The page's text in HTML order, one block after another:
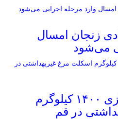
زنجان امسال
می‌شود
کشف و معدوم‌سازی ۱۴۰۰ کیلوگرم
در قم